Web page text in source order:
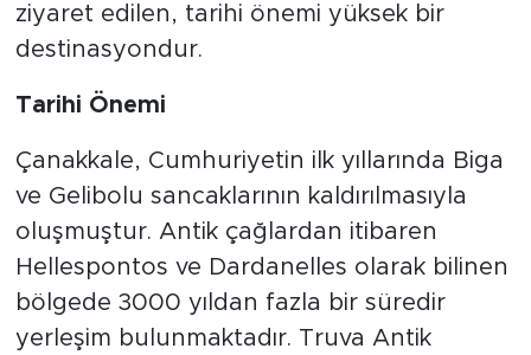
ziyaret edilen, tarihi önemi yüksek bir
destinasyondur.
Tarihi Önemi
Çanakkale, Cumhuriyetin ilk yıllarında Biga
ve Gelibolu sancaklarının kaldırılmasıyla
oluşmuştur. Antik çağlardan itibaren
Hellespontos ve Dardanelles olarak bilinen
bölgede 3000 yıldan fazla bir süredir
yerleşim bulunmaktadır. Truva Antik